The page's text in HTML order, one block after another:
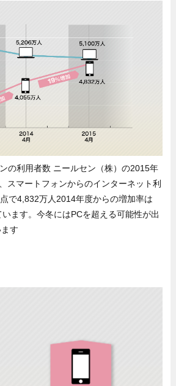
の利用者数 ニールセン（株）の2015年
スマートフォンからのインターネット利
で4,832万人2014年度からの増加率は
ます。今冬にはPCを超える可能性が出
す